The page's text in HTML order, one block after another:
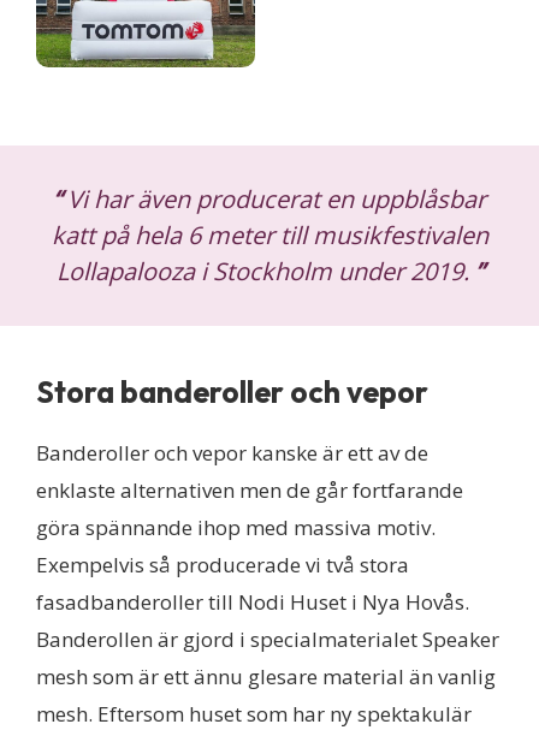
“Vi har även producerat en uppblåsbar
katt på hela 6 meter till musikfestivalen
Lollapalooza i Stockholm under 2019. ”
Stora banderoller och vepor
Banderoller och vepor kanske är ett av de
enklaste alternativen men de går fortfarande
göra spännande ihop med massiva motiv.
Exempelvis så producerade vi två stora
fasadbanderoller till Nodi Huset i Nya Hovås.
Banderollen är gjord i specialmaterialet Speaker
mesh som är ett ännu glesare material än vanlig
mesh. Eftersom huset som har ny spektakulär